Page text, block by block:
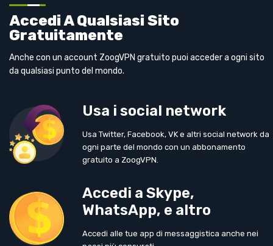
Accedi A Qualsiasi Sito
Gratuitamente
Anche con un account ZoogVPN gratuito puoi acceder a ogni sito
da qualsiasi punto del mondo.
Usa i social network
Usa Twitter, Facebook, VK e altri social network da
ogni parte del mondo con un abbonamento
gratuito a ZoogVPN.
Accedi a Skype,
WhatsApp, e altro
Accedi alle tue app di messaggistica anche nei